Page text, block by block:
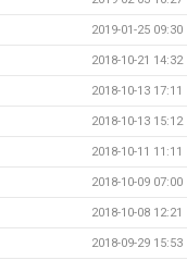
2019-01-25 09:30
2018-10-21 14:32
2018-10-13 17:11
2018-10-13 15:12
2018-10-11 11:11
2018-10-09 07:00
2018-10-08 12:21
2018-09-29 15:53